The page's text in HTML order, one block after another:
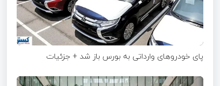
پای خودروهای وارداتی به بورس باز شد + جزئیات